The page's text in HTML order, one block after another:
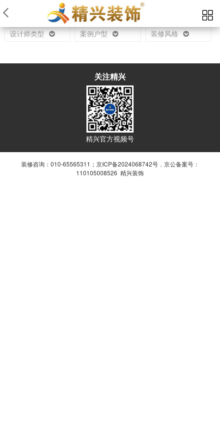
当前位置： 首页 设计师
设计师类型 案例户型 装修风格
关注精兴
精兴官方视频号
装修咨询：010-65565311； 京ICP备2024068742号， 京公备案号：
110105008526 精兴装饰